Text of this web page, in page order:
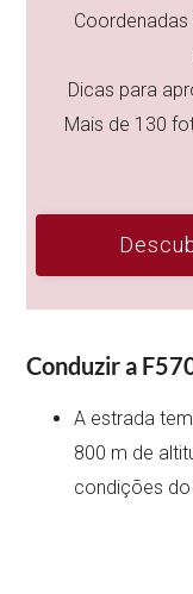
Dicas para
Mais de 130
Conduzir a
A estrada
800 m de
condições